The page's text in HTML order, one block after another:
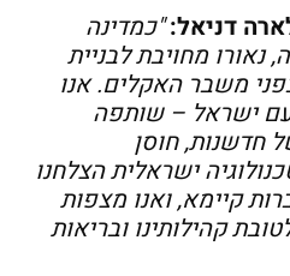
דניאל: "כמדינה
מחויבת לבניית
משבר האקלים. אנו
ישראל – שותפה
חדשנות, חוסן
ישראלית הצלחנו
קיימא, ואנו מצפות
קהילותינו ובריאות